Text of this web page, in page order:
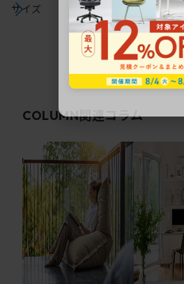
サイズ
COLUMN関連コラム